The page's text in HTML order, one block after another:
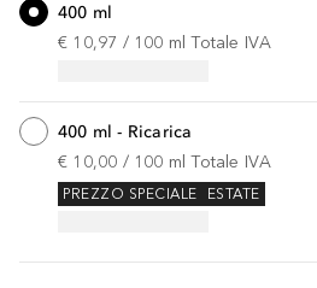
400 ml
€ 10,97 / 100 ml Totale IVA
400 ml - Ricarica
€ 10,00 / 100 ml Totale IVA
ESTATE
PREZZO SPECIALE